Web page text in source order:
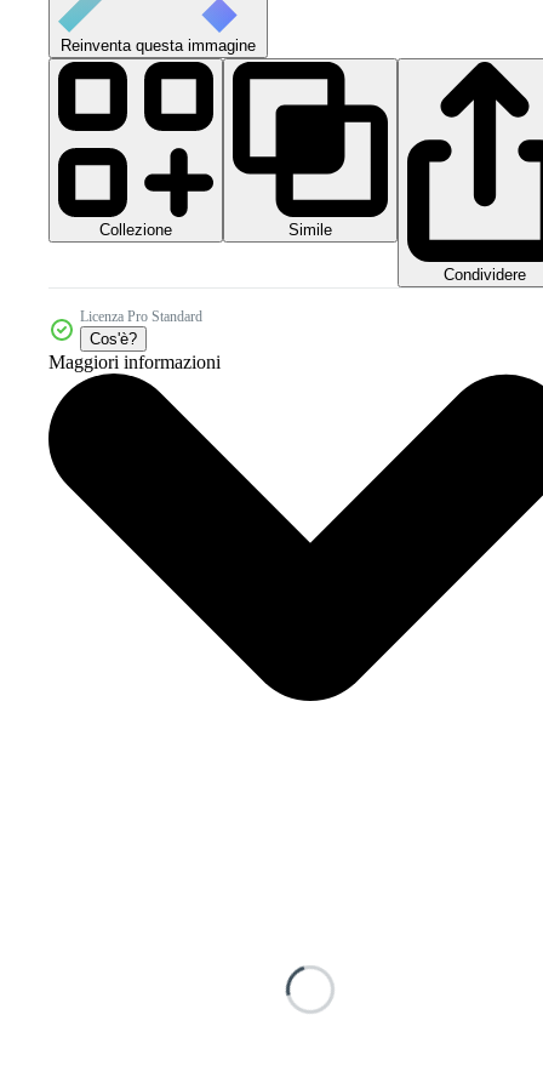
Reinventa questa immagine
Collezione Simile
Condividere
Licenza Pro Standard
Cos'è?
Maggiori informazioni